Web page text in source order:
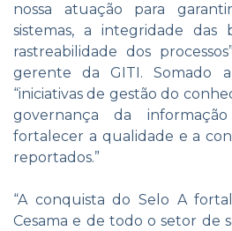
nossa atuação para
sistemas, a integridade das
rastreabilidade dos
gerente da GITI. Somado
“iniciativas de gestão do
governança da
fortalecer a qualidade e a
reportados.”
“A conquista do Selo A
Cesama e de todo o setor de